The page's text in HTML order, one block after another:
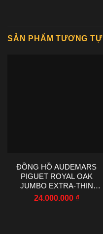
SẢN PHẨM TƯƠNG TỰ
ĐỒNG HỒ AUDEMARS
PIGUET ROYAL OAK
JUMBO EXTRA-THIN
15202IP TITANIUM ZF
24.000.000 ₫